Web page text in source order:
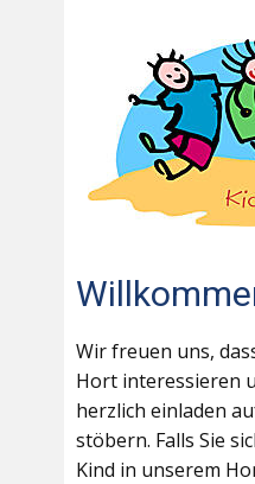
Wir freuen uns,
Hort interessieren
herzlich einladen
stöbern. Falls Sie
Kind in unserem